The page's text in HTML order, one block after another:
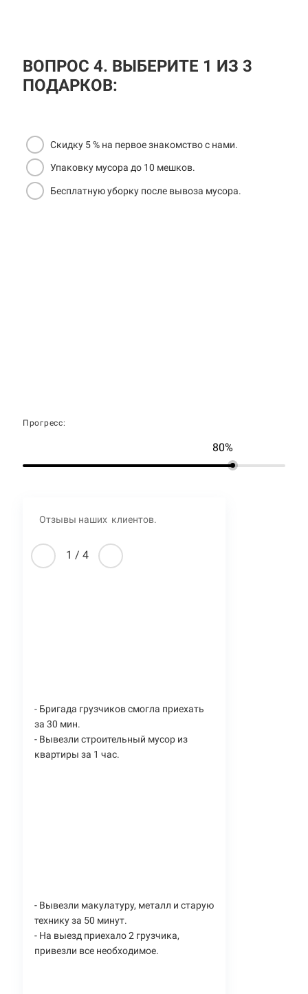
ВОПРОС 4. ВЫБЕРИТЕ 1 ИЗ 3
ПОДАРКОВ:
Скидку 5 % на первое знакомство с нами.
Упаковку мусора до 10 мешков.
Бесплатную уборку после вывоза мусора.
Прогресс:
80%
Отзывы наших клиентов.
1 / 4
- Бригада грузчиков смогла приехать
за 30 мин.
- Вывезли строительный мусор из
квартиры за 1 час.
- Вывезли макулатуру, металл и старую
технику за 50 минут.
- На выезд приехало 2 грузчика,
привезли все необходимое.